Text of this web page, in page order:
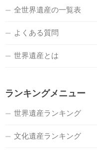
全世界遺産の一覧表
よくある質問
世界遺産とは
ランキングメニュー
世界遺産ランキング
文化遺産ランキング